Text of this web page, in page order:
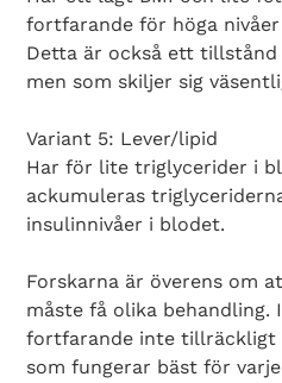
fortfarande för höga
Detta är också ett
men som skiljer sig
Variant 5: Lever/lipid
Har för lite triglycerider i
ackumuleras
insulinnivåer i blodet.
Forskarna är överens om
måste få olika behandling.
fortfarande inte tillräckligt
som fungerar bäst för